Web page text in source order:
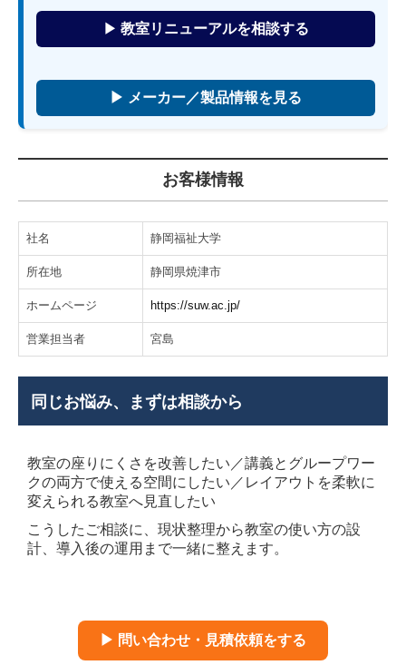
▶ 教室リニューアルを相談する
▶ メーカー／製品情報を見る
お客様情報
社名 静岡福祉大学
所在地 静岡県焼津市
ホームページ https://suw.ac.jp/
営業担当者 宮島
同じお悩み、まずは相談から
教室の座りにくさを改善したい／講義とグループワー
クの両方で使える空間にしたい／レイアウトを柔軟に
変えられる教室へ見直したい
こうしたご相談に、現状整理から教室の使い方の設
計、導入後の運用まで一緒に整えます。
▶ 問い合わせ・見積依頼をする